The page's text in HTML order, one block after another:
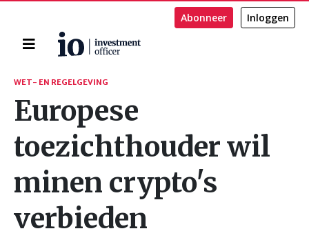
Home
Abonneer Inloggen
Zoeken
WET- EN REGELGEVING
Europese
toezichthouder wil
minen crypto's
verbieden